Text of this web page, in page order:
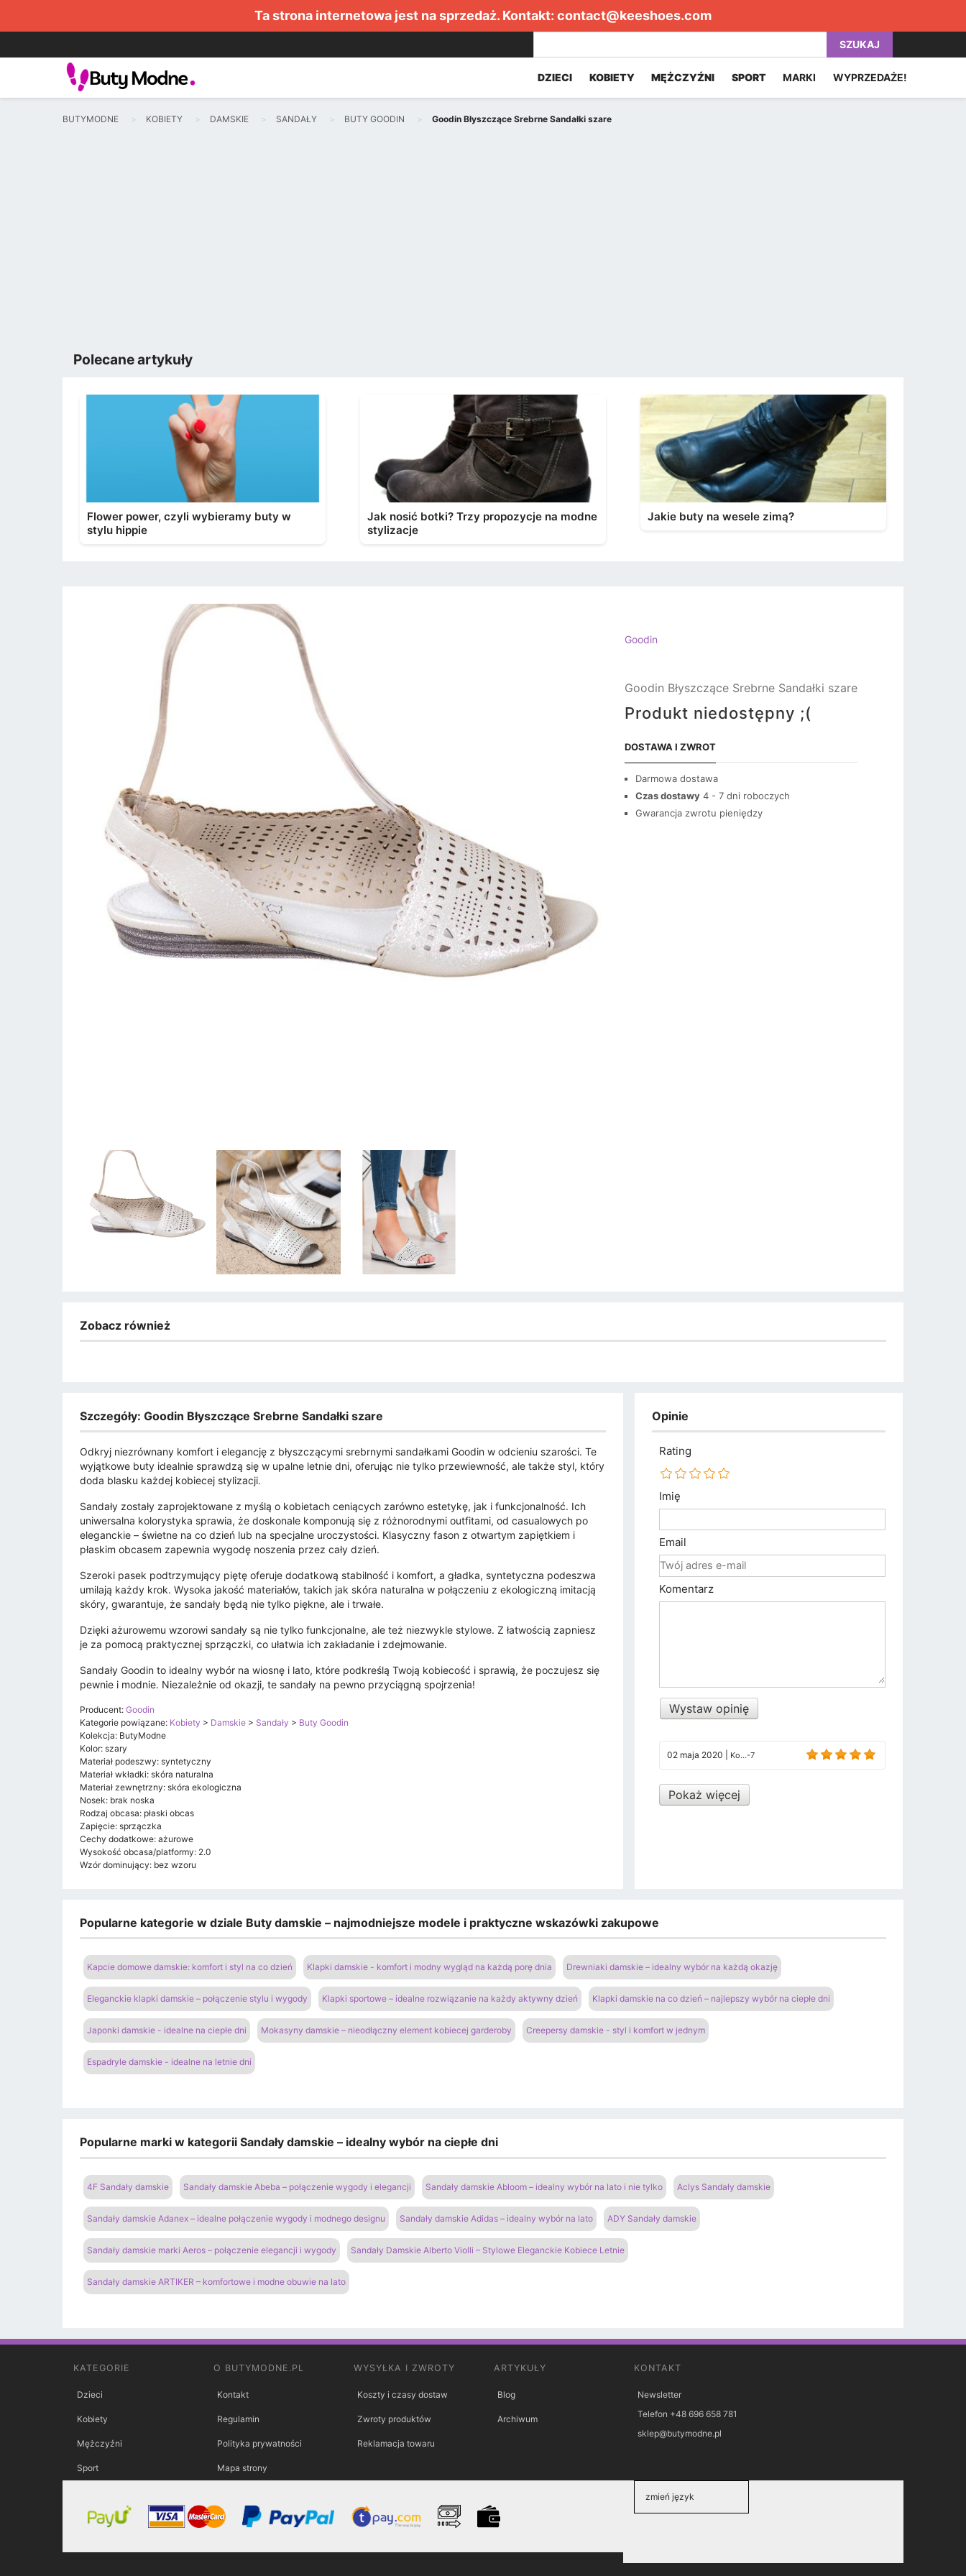
Ta strona internetowa jest na sprzedaż. Kontakt: contact@keeshoes.com
SZUKAJ
DZIECI KOBIETY MĘŻCZYŹNI SPORT MARKI WYPRZEDAŻE!
BUTYMODNE KOBIETY DAMSKIE SANDAŁY BUTY GOODIN Goodin Błyszczące Srebrne Sandałki szare
Polecane artykuły
Flower power, czyli wybieramy buty w
stylu hippie
Jak nosić botki? Trzy propozycje na modne
stylizacje
Jakie buty na wesele zimą?
Goodin
Goodin Błyszczące Srebrne Sandałki szare
Produkt niedostępny ;(
DOSTAWA I ZWROT
Darmowa dostawa
Czas dostawy 4 - 7 dni roboczych
Gwarancja zwrotu pieniędzy
Zobacz również
Szczegóły: Goodin Błyszczące Srebrne Sandałki szare
Odkryj niezrównany komfort i elegancję z błyszczącymi srebrnymi sandałkami Goodin w odcieniu szarości. Te
wyjątkowe buty idealnie sprawdzą się w upalne letnie dni, oferując nie tylko przewiewność, ale także styl, który
doda blasku każdej kobiecej stylizacji.
Sandały zostały zaprojektowane z myślą o kobietach ceniących zarówno estetykę, jak i funkcjonalność. Ich
uniwersalna kolorystyka sprawia, że doskonale komponują się z różnorodnymi outfitami, od casualowych po
eleganckie – świetne na co dzień lub na specjalne uroczystości. Klasyczny fason z otwartym zapiętkiem i
płaskim obcasem zapewnia wygodę noszenia przez cały dzień.
Szeroki pasek podtrzymujący piętę oferuje dodatkową stabilność i komfort, a gładka, syntetyczna podeszwa
umilają każdy krok. Wysoka jakość materiałów, takich jak skóra naturalna w połączeniu z ekologiczną imitacją
skóry, gwarantuje, że sandały będą nie tylko piękne, ale i trwałe.
Dzięki ażurowemu wzorowi sandały są nie tylko funkcjonalne, ale też niezwykle stylowe. Z łatwością zapniesz
je za pomocą praktycznej sprzączki, co ułatwia ich zakładanie i zdejmowanie.
Sandały Goodin to idealny wybór na wiosnę i lato, które podkreślą Twoją kobiecość i sprawią, że poczujesz się
pewnie i modnie. Niezależnie od okazji, te sandały na pewno przyciągną spojrzenia!
Producent: Goodin
Kategorie powiązane: Kobiety > Damskie > Sandały > Buty Goodin
Kolekcja: ButyModne
Kolor: szary
Materiał podeszwy: syntetyczny
Materiał wkładki: skóra naturalna
Materiał zewnętrzny: skóra ekologiczna
Nosek: brak noska
Rodzaj obcasa: płaski obcas
Zapięcie: sprzączka
Cechy dodatkowe: ażurowe
Wysokość obcasa/platformy: 2.0
Wzór dominujący: bez wzoru
Opinie
Rating
Imię
Email
Komentarz
Wystaw opinię
02 maja 2020 Ko...-7
Pokaż więcej
Popularne kategorie w dziale Buty damskie – najmodniejsze modele i praktyczne wskazówki zakupowe
Kapcie domowe damskie: komfort i styl na co dzień Klapki damskie - komfort i modny wygląd na każdą porę dnia Drewniaki damskie – idealny wybór na każdą okazję
Eleganckie klapki damskie – połączenie stylu i wygody Klapki sportowe – idealne rozwiązanie na każdy aktywny dzień Klapki damskie na co dzień – najlepszy wybór na ciepłe dni
Japonki damskie - idealne na ciepłe dni Mokasyny damskie – nieodłączny element kobiecej garderoby Creepersy damskie - styl i komfort w jednym
Espadryle damskie - idealne na letnie dni
Popularne marki w kategorii Sandały damskie – idealny wybór na ciepłe dni
4F Sandały damskie Sandały damskie Abeba – połączenie wygody i elegancji Sandały damskie Abloom – idealny wybór na lato i nie tylko Aclys Sandały damskie
Sandały damskie Adanex – idealne połączenie wygody i modnego designu Sandały damskie Adidas – idealny wybór na lato ADY Sandały damskie
Sandały damskie marki Aeros – połączenie elegancji i wygody Sandały Damskie Alberto Violli – Stylowe Eleganckie Kobiece Letnie
Sandały damskie ARTIKER – komfortowe i modne obuwie na lato
KATEGORIE
Dzieci
Kobiety
Mężczyźni
Sport
O BUTYMODNE.PL
Kontakt
Regulamin
Polityka prywatności
Mapa strony
WYSYŁKA I ZWROTY
Koszty i czasy dostaw
Zwroty produktów
Reklamacja towaru
ARTYKUŁY
Blog
Archiwum
KONTAKT
Newsletter
Telefon +48 696 658 781
sklep@butymodne.pl
zmień język